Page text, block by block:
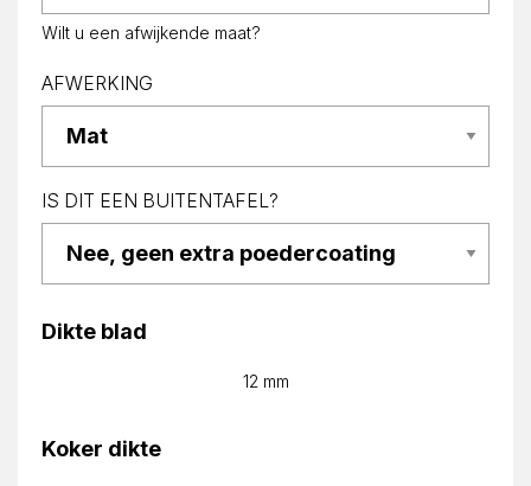
Wilt u een afwijkende maat?
AFWERKING
IS DIT EEN BUITENTAFEL?
Dikte blad
12 mm
Koker dikte